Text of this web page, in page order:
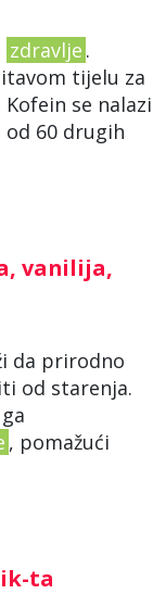
zdravlje .
tijelu za
se nalazi
od 60 drugih
vanilija,
da prirodno
od starenja.
, pomažući
ta